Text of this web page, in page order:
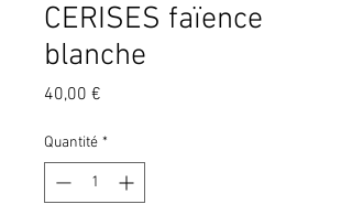
CERISES faïence
blanche
40,00 €
Quantité *